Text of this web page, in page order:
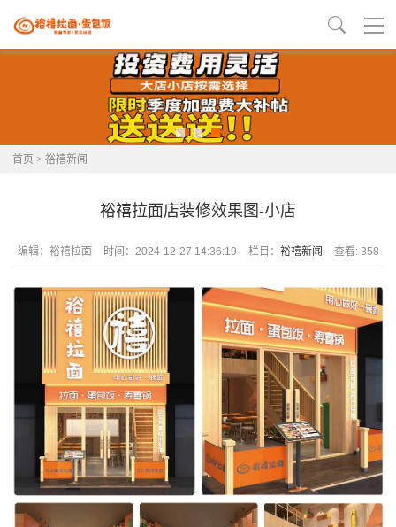
首页 > 裕禧新闻
裕禧拉面店装修效果图-小店
编辑：裕禧拉面 时间：2024-12-27 14:36:19 栏目： 裕禧新闻 查看: 358